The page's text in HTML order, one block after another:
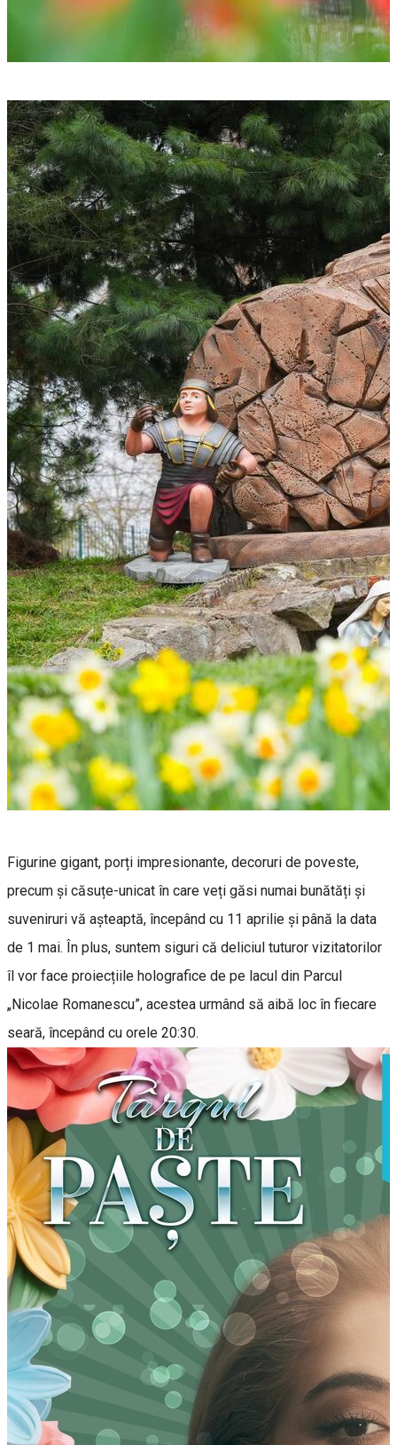
Figurine gigant, porți impresionante, decoruri de poveste,
precum și căsuțe-unicat în care veți găsi numai bunătăți și
suveniruri vă așteaptă, începând cu 11 aprilie și până la data
de 1 mai. În plus, suntem siguri că deliciul tuturor vizitatorilor
îl vor face proiecțiile holografice de pe lacul din Parcul
„Nicolae Romanescu”, acestea urmând să aibă loc în fiecare
seară, începând cu orele 20:30.